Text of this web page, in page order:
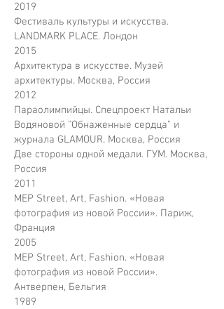
2019
Фестиваль культуры и искусства.
LANDMARK PLACE. Лондон
2015
Архитектура в искусстве. Музей
архитектуры. Москва, Россия
2012
Параолимпийцы. Спецпроект Натальи
Водяновой "Обнаженные сердца" и
журнала GLAMOUR. Москва, Россия
Две стороны одной медали. ГУМ. Москва,
Россия
2011
MEP Street, Art, Fashion. «Новая
фотография из новой России». Париж,
Франция
2005
MEP Street, Art, Fashion. «Новая
фотография из новой России».
Антверпен, Бельгия
1989